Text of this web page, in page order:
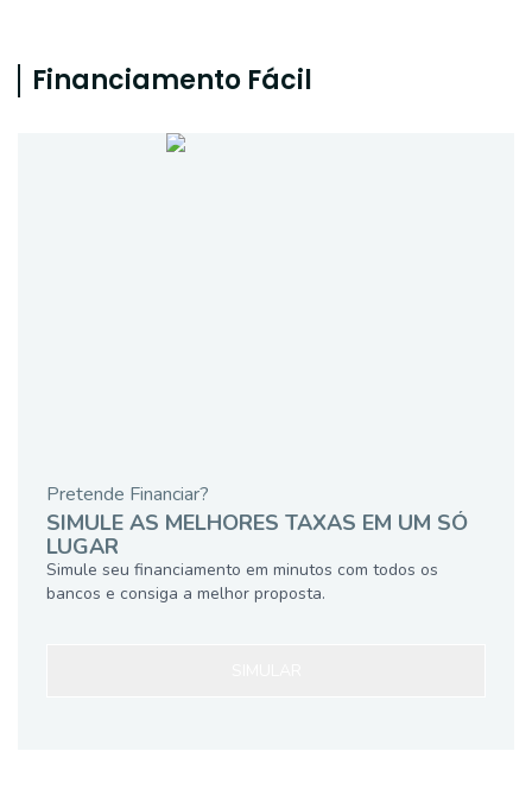
Financiamento Fácil
Pretende Financiar?
SIMULE AS MELHORES TAXAS EM UM SÓ
LUGAR
Simule seu financiamento em minutos com todos os
bancos e consiga a melhor proposta.